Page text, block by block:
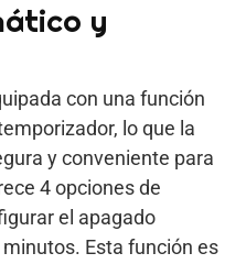
y
con una función
lo que la
y conveniente para
4 opciones de
el apagado
Esta función es